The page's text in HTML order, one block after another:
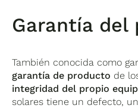
Garantía del
También conocida como
garantía de producto de
integridad del propio
solares tiene un defecto,